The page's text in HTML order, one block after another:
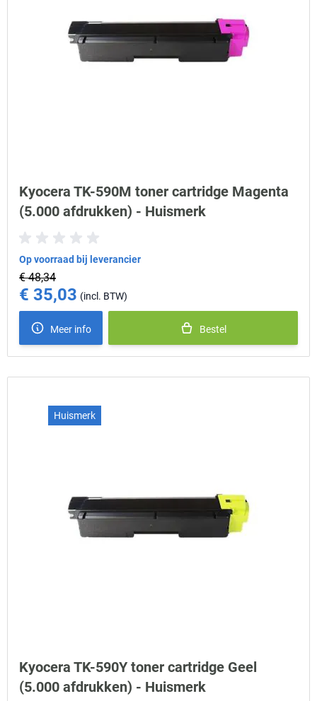
Kyocera TK-590M toner cartridge Magenta
(5.000 afdrukken) - Huismerk
Op voorraad bij leverancier
€ 48,34
Special Price
€ 35,03
Meer info Bestel
Huismerk
Kyocera TK-590Y toner cartridge Geel
(5.000 afdrukken) - Huismerk